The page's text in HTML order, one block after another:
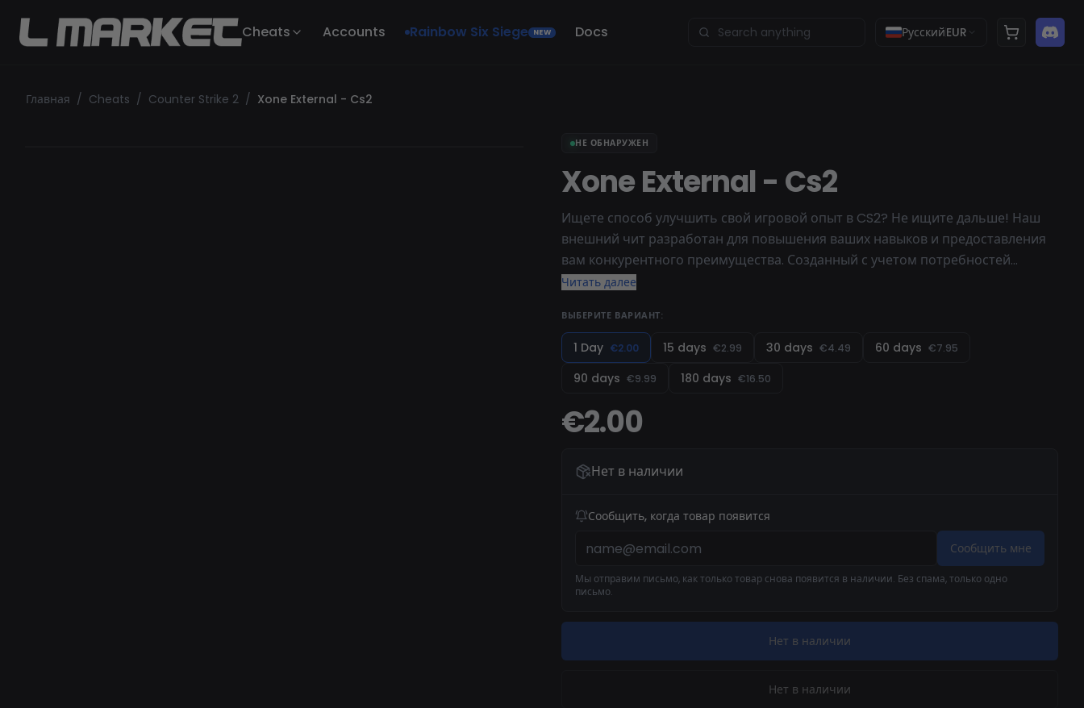
Cheats Accounts Rainbow Six Siege NEW Docs РусскийEUR
Главная / Cheats / Counter Strike 2 / Xone External - Cs2
НЕ ОБНАРУЖЕН
Xone External - Cs2
Ищете способ улучшить свой игровой опыт в CS2? Не ищите дальше! Наш
внешний чит разработан для повышения ваших навыков и предоставления
вам конкурентного преимущества. Созданный с учетом потребностей
игроков CS2, наш чит предлагает широкий спектр продвинутых функций,
Читать далее
ВЫБЕРИТЕ ВАРИАНТ:
1 Day €2.00 15 days €2.99 30 days €4.49 60 days €7.95
90 days €9.99 180 days €16.50
€2.00
Нет в наличии
Сообщить, когда товар появится
Сообщить мне
Мы отправим письмо, как только товар снова появится в наличии. Без спама, только одно
письмо.
Нет в наличии
Нет в наличии